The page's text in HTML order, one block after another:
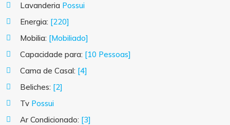
Lavanderia Possui
Energia: [220]
Mobilia: [Mobiliado]
Capacidade para: [10 Pessoas]
Cama de Casal: [4]
Beliches: [2]
Tv Possui
Ar Condicionado: [3]